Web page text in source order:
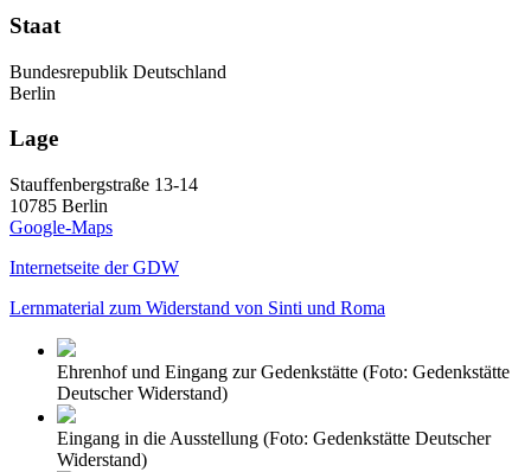
Staat
Bundesrepublik Deutschland
Berlin
Lage
Stauffenbergstraße 13-14
10785 Berlin
Google-Maps
Internetseite der GDW
Lernmaterial zum Widerstand von Sinti und Roma
Ehrenhof und Eingang zur Gedenkstätte (Foto: Gedenkstätte
Deutscher Widerstand)
Eingang in die Ausstellung (Foto: Gedenkstätte Deutscher
Widerstand)